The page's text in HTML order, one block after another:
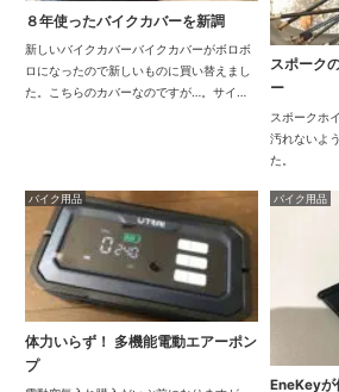
８年使ったバイクカバーを新調
新しいバイクカバーバイクカバーがボロボ
ロになったので新しいものに買い替えまし
た。こちらのカバーなのですが…。サイズ
スポーク
ー
スポークホ
汚れないよ
た。
バイク用品
体力いらず！ 多機能電動エアーポン
プ
バイク用品
EneKeyが